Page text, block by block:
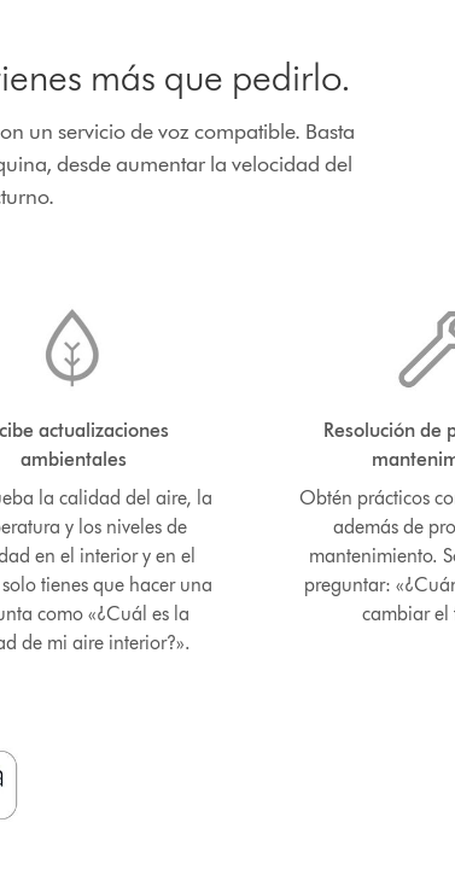
más que pedirlo.
un servicio de voz compatible. Basta
desde aumentar la velocidad del
actualizaciones
ambientales
la calidad del aire, la
y los niveles de
en el interior y en el
tienes que hacer una
como «¿Cuál es la
de mi aire interior?».
Resolución de
Obtén prácticos
además de
mantenimiento.
preguntar:
cambiar el